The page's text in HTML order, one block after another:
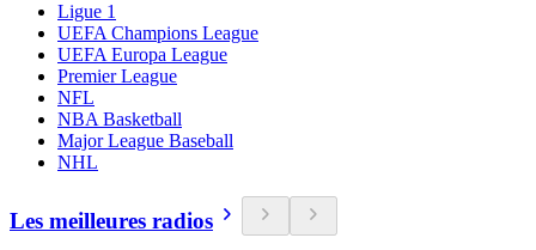
Ligue 1
UEFA Champions League
UEFA Europa League
Premier League
NFL
NBA Basketball
Major League Baseball
NHL
Les meilleures radios